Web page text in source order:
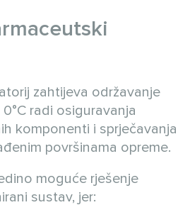
zahtijeva održavanje
radi osiguravanja
komponenti i sprječavanja
površinama opreme.
moguće rješenje
sustav, jer: